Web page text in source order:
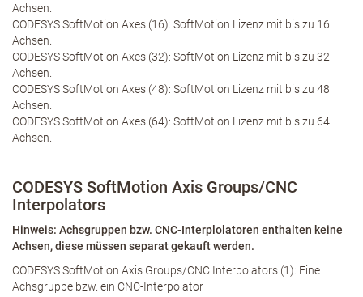
Achsen.
CODESYS SoftMotion Axes (16): SoftMotion Lizenz mit bis zu 16
Achsen.
CODESYS SoftMotion Axes (32): SoftMotion Lizenz mit bis zu 32
Achsen.
CODESYS SoftMotion Axes (48): SoftMotion Lizenz mit bis zu 48
Achsen.
CODESYS SoftMotion Axes (64): SoftMotion Lizenz mit bis zu 64
Achsen.
CODESYS SoftMotion Axis Groups/CNC
Interpolators
Hinweis: Achsgruppen bzw. CNC-Interplolatoren enthalten keine
Achsen, diese müssen separat gekauft werden.
CODESYS SoftMotion Axis Groups/CNC Interpolators (1): Eine
Achsgruppe bzw. ein CNC-Interpolator